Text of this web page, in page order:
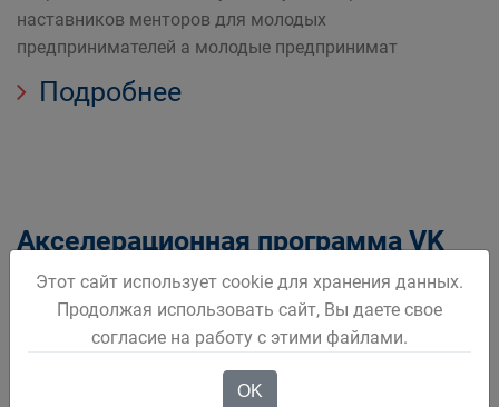
наставников менторов для молодых
предпринимателей а молодые предпринимат
Подробнее
Акселерационная программа VK
Mini Apps
Команды разработчиков смогут создать сервис с нуля
стратегию маркетинговый план и развитие Авторы
Этот сайт использует cookie для хранения данных.
Продолжая использовать сайт, Вы даете свое
согласие на работу с этими файлами.
OK